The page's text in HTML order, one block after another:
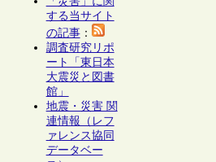
する当サイト
の記事：
調査研究リポ
ート「東日本
大震災と図書
館」
地震・災害 関
連情報（レフ
ァレンス協同
データベー